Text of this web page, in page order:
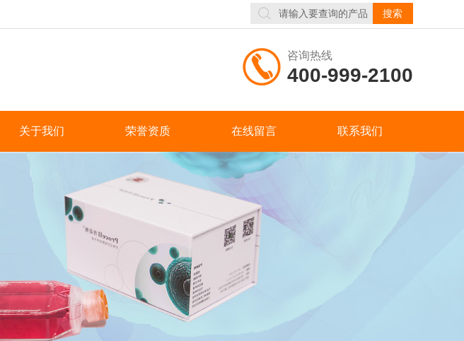
咨询热线
400-999-2100
关于我们 荣誉资质 在线留言 联系我们